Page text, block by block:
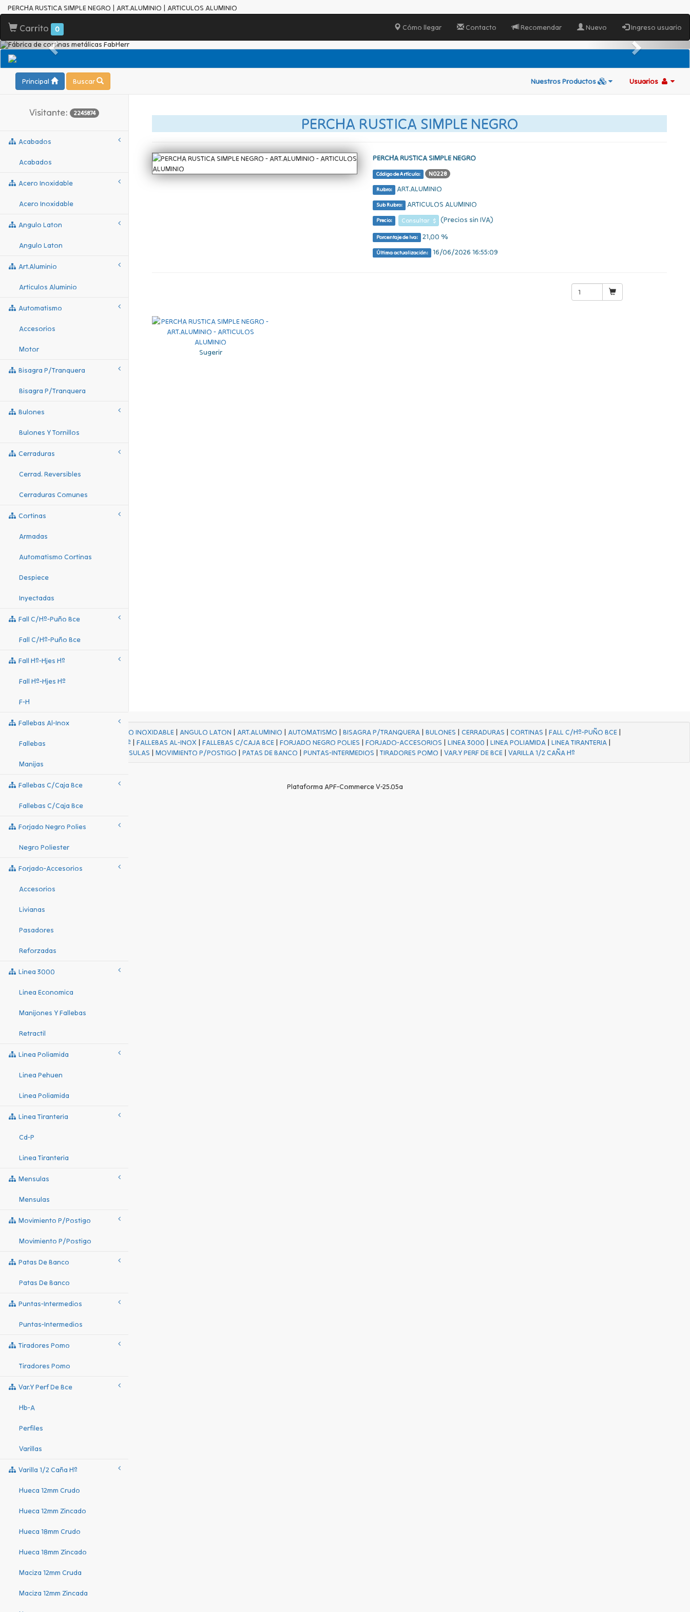
PERCHA RUSTICA SIMPLE NEGRO | ART.ALUMINIO | ARTICULOS ALUMINIO
Carrito 0 Cómo llegar Contacto Recomendar Nuevo Ingreso usuario
Principal Buscar Nuestros Productos Usuarios
Visitante: 2245874
Acabados
Acabados
Acero Inoxidable
Acero Inoxidable
Angulo Laton
Angulo Laton
Art.aluminio
Articulos Aluminio
Automatismo
Accesorios
Motor
Bisagra P/tranquera
Bisagra P/tranquera
Bulones
Bulones Y Tornillos
Cerraduras
Cerrad. Reversibles
Cerraduras Comunes
Cortinas
Armadas
Automatismo Cortinas
Despiece
Inyectadas
Fall C/hº-Puño Bce
Fall C/hº-Puño Bce
Fall Hº-Hjes Hº
Fall Hº-Hjes Hº
F-H
Fallebas Al-Inox
Fallebas
Manijas
Fallebas C/caja Bce
Fallebas C/caja Bce
Forjado Negro Polies
Negro Poliester
Forjado-Accesorios
Accesorios
Livianas
Pasadores
Reforzadas
Linea 3000
Linea Economica
Manijones Y Fallebas
Retractil
Linea Poliamida
Linea Pehuen
Linea Poliamida
Linea Tiranteria
Cd-P
Linea Tiranteria
Mensulas
Mensulas
Movimiento P/postigo
Movimiento P/postigo
Patas De Banco
Patas De Banco
Puntas-Intermedios
Puntas-Intermedios
Tiradores Pomo
Tiradores Pomo
Var.y Perf De Bce
Hb-A
Perfiles
Varillas
Varilla 1/2 Caña Hº
Hueca 12mm Crudo
Hueca 12mm Zincado
Hueca 18mm Crudo
Hueca 18mm Zincado
Maciza 12mm Cruda
Maciza 12mm Zincada
PERCHA RUSTICA SIMPLE NEGRO
PERCHA RUSTICA SIMPLE NEGRO
Código de Artículo: N0228
Rubro: ART.ALUMINIO
Sub Rubro: ARTICULOS ALUMINIO
Precio: Consultar $ (Precios sin IVA)
Porcentaje de Iva: 21,00 %
Última actualización: 16/06/2026 16:55:09
Sugerir
ACERO INOXIDABLE| ANGULO LATON | ART.ALUMINIO | AUTOMATISMO | BISAGRA P/TRANQUERA| BULONES | CERRADURAS | CORTINAS | FALL C/Hº-PUÑO BCE|
FALL Hº-HJES Hº |FALLEBAS AL-INOX |FALLEBAS C/CAJA BCE |FORJADO NEGRO POLIES |FORJADO-ACCESORIOS |LINEA 3000 |LINEA POLIAMIDA |LINEA TIRANTERIA |
MENSULAS | MOVIMIENTO P/POSTIGO | PATAS DE BANCO | PUNTAS-INTERMEDIOS | TIRADORES POMO | VAR.Y PERF DE BCE| VARILLA 1/2 CAÑA Hº
Plataforma APF-Commerce V-25.05a